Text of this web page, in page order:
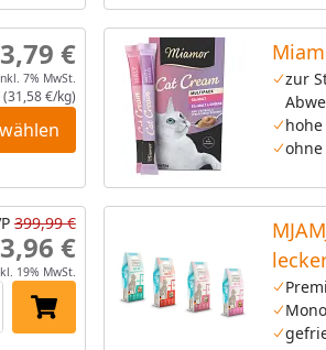
3,79 €
7% MwSt.
(31,58 €/kg)
zur
ohne
verringern
manuell eingebenum eins erhöhen
In den Einkaufswagen legen
399,99 €
€
19% MwSt.